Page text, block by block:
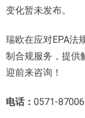
变化暂未发布。
瑞欧在应对EPA法
制合规服务，提供
迎前来咨询！
电话： 0571-